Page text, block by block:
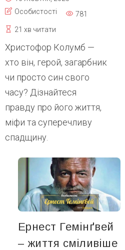
Особистості
781
21 хв читати
Христофор Колумб —
хто він, герой, загарбник
чи просто син свого
часу? Дізнайтеся
правду про його життя,
міфи та суперечливу
спадщину.
Ернест Гемінґвей
– життя сміливіше